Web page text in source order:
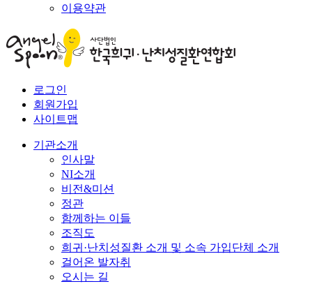
이용약관
로그인
회원가입
사이트맵
기관소개
인사말
NI소개
비전&미션
정관
함께하는 이들
조직도
희귀·난치성질환 소개 및 소속 가입단체 소개
걸어온 발자취
오시는 길